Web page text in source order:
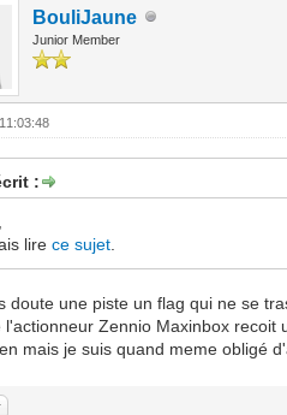
BouliJaune
Junior Member
:
lirece sujet
doute une piste un flag qui ne se
l'actionneur Zennio Maxinbox
mais je suis quand meme obligé